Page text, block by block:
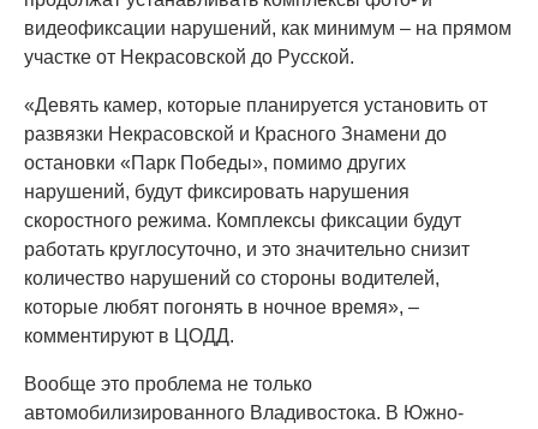
видеофиксации нарушений, как минимум – на прямом
участке от Некрасовской до Русской.
«Девять камер, которые планируется установить от
развязки Некрасовской и Красного Знамени до
остановки «Парк Победы», помимо других
нарушений, будут фиксировать нарушения
скоростного режима. Комплексы фиксации будут
работать круглосуточно, и это значительно снизит
количество нарушений со стороны водителей,
которые любят погонять в ночное время», –
комментируют в ЦОДД.
Вообще это проблема не только
автомобилизированного Владивостока. В Южно-